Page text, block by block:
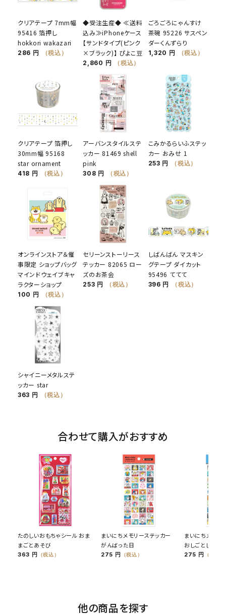
クリアテープ 7mm幅
95416 箔押し
hokkori wakazari
286 円 （税込）
◆受注生産◆ ≪送料
込み≫iPhoneケース
【サンドタイプ(ピンク
×ブラック)】 ぴよこ豆
2,860 円 （税込）
ごろごろにゃんすけ
茶碗 95226 サスペン
ダーくんずらり
1,320 円 （税込）
クリアテープ 箔押し
30mm幅 95168
star ornament
418 円 （税込）
アーバンスタイルステ
ッカー 81469 shell
pink
308 円 （税込）
こみかるらいふステッ
カー おみせ 1
253 円 （税込）
オンラインストア＆催
事限定 ショップバッグ
マインドウェイブキャ
ラクターショップ
100 円 （税込）
セリーンストーリース
テッカー 82065 ロー
ズのお茶会
253 円 （税込）
しばんばん マスキン
グテープ ダイカット
95496 ててて
396 円 （税込）
シャイニーメタルステ
ッカー star
363 円 （税込）
合わせて購入がおすすめ
たのしいおもちゃシール おま
まごとあそび
363 円 （税込）
まいにちメモリーステッカー
がんばった日
275 円 （税込）
まいにちメモリ
おしごとした日
275 円 （税込）
他の商品を探す